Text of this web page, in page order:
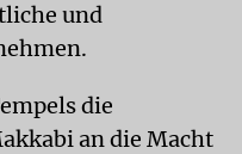
und
die
an die Macht